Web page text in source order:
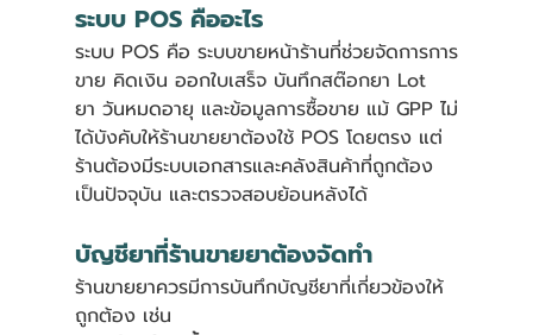
ระบบ POS คืออะไร
ระบบ POS คือ ระบบขายหน้าร้านที่ช่วยจัดการการ
ขาย คิดเงิน ออกใบเสร็จ บันทึกสต๊อกยา Lot
ยา วันหมดอายุ และข้อมูลการซื้อขาย แม้ GPP ไม่
ได้บังคับให้ร้านขายยาต้องใช้ POS โดยตรง แต่
ร้านต้องมีระบบเอกสารและคลังสินค้าที่ถูกต้อง
เป็นปัจจุบัน และตรวจสอบย้อนหลังได้
บัญชียาที่ร้านขายยาต้องจัดทำ
ร้านขายยาควรมีการบันทึกบัญชียาที่เกี่ยวข้องให้
ถูกต้อง เช่น